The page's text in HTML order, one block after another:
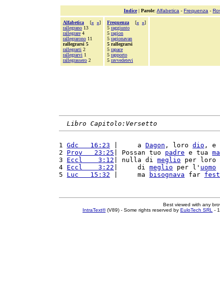
Indice| Parole: Alfabetica - Frequenza -
Alfabetica [« »]
rallegrano 13
rallegrare 4
rallegrarono 11
rallegrarsi 5
rallegrarti 2
rallegrarvi 1
rallegrassero 2
Frequenza [« »]
5 raggiunto
5 ragion
5 ragionavan
5 rallegrarsi
5 rapace
5 rapporto
5 ravvedetevi
Libro Capitolo:Versetto
1 Gdc   16:23 |     a Dagon , loro dio , e
2 Prov   23:25 | Possan tuo padre e tua
3 Eccl    3:12 | nulla di meglio per
4 Eccl    3:22 |     di meglio per l' uomo
5 Luc   15:32 |     ma bisognava far
Best viewed with any
IntraText®(V89) - Some rights reserved by EuloTech SRL -